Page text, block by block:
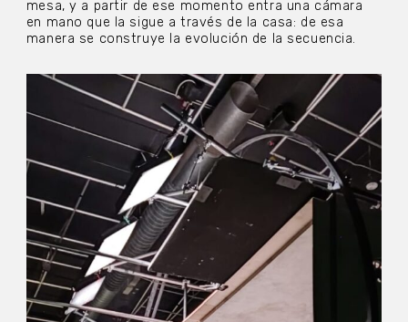
mesa, y a partir de ese momento entra una cámara
en mano que la sigue a través de la casa: de esa
manera se construye la evolución de la secuencia.